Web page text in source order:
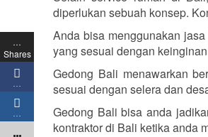
diperlukan sebuah konsep.
Anda bisa menggunakan
yang sesuai dengan
Gedong Bali menawarkan
sesuai dengan selera dan
Gedong Bali bisa anda
kontraktor di Bali ketika anda
…
Shares
…
…